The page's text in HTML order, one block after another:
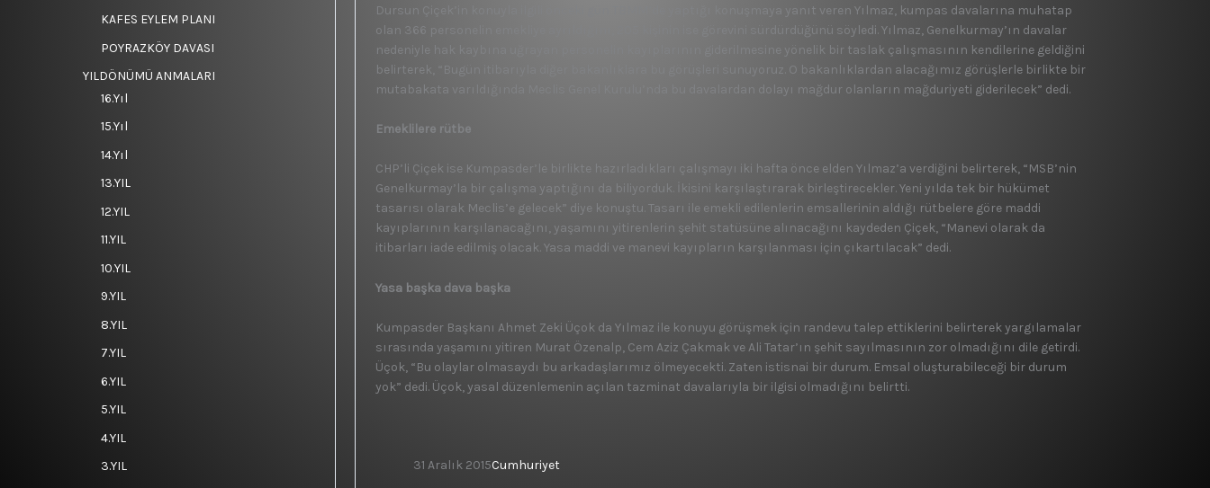
KAFES EYLEM PLANI
POYRAZKÖY DAVASI
YILDÖNÜMÜ ANMALARI
16.Yıl
15.Yıl
14.Yıl
13.YIL
12.YIL
11.YIL
10.YIL
9.YIL
8.YIL
7.YIL
6.YIL
5.YIL
4.YIL
3.YIL
Dursun Çiçek’in konuyla ilgili önceki gün TBMM’de yaptığı konuşmaya yanıt veren Yılmaz, kumpas davalarına muhatap
olan 366 personelin emekliye ayrıldığını, 205 kişinin ise görevini sürdürdüğünü söyledi. Yılmaz, Genelkurmay’ın davalar
nedeniyle hak kaybına uğrayan personelin kayıplarının giderilmesine yönelik bir taslak çalışmasının kendilerine geldiğini
belirterek, “Bugün itibarıyla diğer bakanlıklara bu görüşleri sunuyoruz. O bakanlıklardan alacağımız görüşlerle birlikte bir
mutabakata varıldığında Meclis Genel Kurulu’nda bu davalardan dolayı mağdur olanların mağduriyeti giderilecek” dedi.
Emeklilere rütbe
CHP’li Çiçek ise Kumpasder’le birlikte hazırladıkları çalışmayı iki hafta önce elden Yılmaz’a verdiğini belirterek, “MSB’nin
Genelkurmay’la bir çalışma yaptığını da biliyorduk. İkisini karşılaştırarak birleştirecekler. Yeni yılda tek bir hükümet
tasarısı olarak Meclis’e gelecek” diye konuştu. Tasarı ile emekli edilenlerin emsallerinin aldığı rütbelere göre maddi
kayıplarının karşılanacağını, yaşamını yitirenlerin şehit statüsüne alınacağını kaydeden Çiçek, “Manevi olarak da
itibarları iade edilmiş olacak. Yasa maddi ve manevi kayıpların karşılanması için çıkartılacak” dedi.
Yasa başka dava başka
Kumpasder Başkanı Ahmet Zeki Üçok da Yılmaz ile konuyu görüşmek için randevu talep ettiklerini belirterek yargılamalar
sırasında yaşamını yitiren Murat Özenalp, Cem Aziz Çakmak ve Ali Tatar’ın şehit sayılmasının zor olmadığını dile getirdi.
Üçok, “Bu olaylar olmasaydı bu arkadaşlarımız ölmeyecekti. Zaten istisnai bir durum. Emsal oluşturabileceği bir durum
yok” dedi. Üçok, yasal düzenlemenin açılan tazminat davalarıyla bir ilgisi olmadığını belirtti.
31 Aralık 2015Cumhuriyet